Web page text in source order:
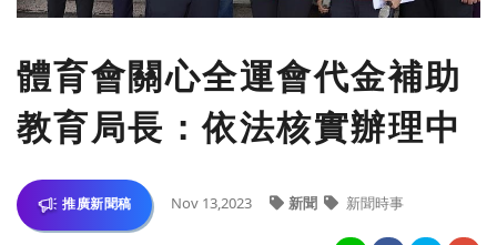
體育會關心全運會代金補助
教育局長：依法核實辦理中
推廣新聞稿 Nov 13,2023 新聞 新聞時事